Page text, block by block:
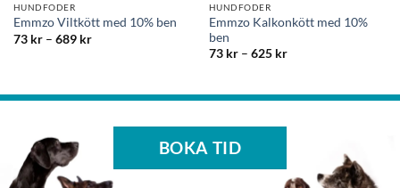
HUNDFODER
Emmzo Viltkött med 10% ben
73 kr – 689 krPrisintervall:
HUNDFODER
Emmzo Kalkonkött med 10%
ben
73 kr – 625 krPrisintervall:
BOKA TID